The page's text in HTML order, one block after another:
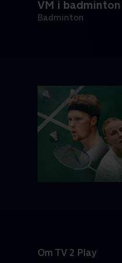
VM i badminton
Badminton
Om TV 2 Play